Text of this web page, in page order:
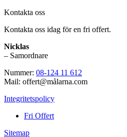
Kontakta oss
Kontakta oss idag för en fri offert.
Nicklas
– Samordnare
Nummer: 08-124 11 612
Mail: offert@målarna.com
Integritetspolicy
Fri Offert
Sitemap